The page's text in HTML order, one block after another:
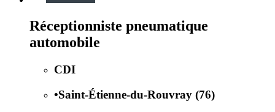
Réceptionniste pneumatique
automobile
CDI
•Saint-Étienne-du-Rouvray (76)